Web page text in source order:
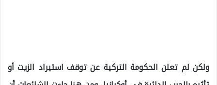
ولكن لم تعلن الحكومة التركية عن توقف استيراد الزيت أو